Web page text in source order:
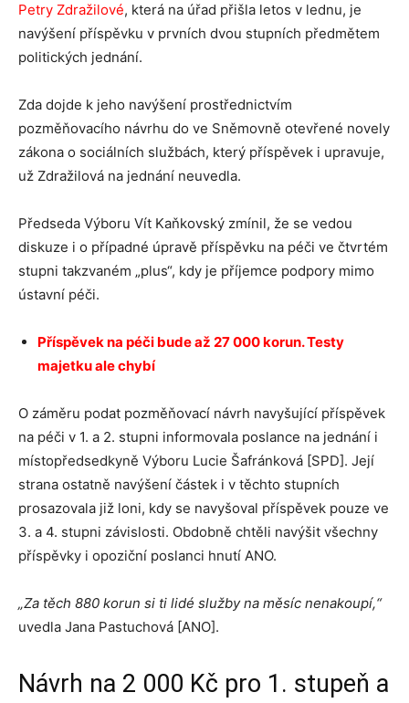
Petry Zdražilové, která na úřad přišla letos v lednu, je
navýšení příspěvku v prvních dvou stupních předmětem
politických jednání.
Zda dojde k jeho navýšení prostřednictvím
pozměňovacího návrhu do ve Sněmovně otevřené novely
zákona o sociálních službách, který příspěvek i upravuje,
už Zdražilová na jednání neuvedla.
Předseda Výboru Vít Kaňkovský zmínil, že se vedou
diskuze i o případné úpravě příspěvku na péči ve čtvrtém
stupni takzvaném „plus“, kdy je příjemce podpory mimo
ústavní péči.
Příspěvek na péči bude až 27 000 korun. Testy
majetku ale chybí
O záměru podat pozměňovací návrh navyšující příspěvek
na péči v 1. a 2. stupni informovala poslance na jednání i
místopředsedkyně Výboru Lucie Šafránková [SPD]. Její
strana ostatně navýšení částek i v těchto stupních
prosazovala již loni, kdy se navyšoval příspěvek pouze ve
3. a 4. stupni závislosti. Obdobně chtěli navýšit všechny
příspěvky i opoziční poslanci hnutí ANO.
„Za těch 880 korun si ti lidé služby na měsíc nenakoupí,“
uvedla Jana Pastuchová [ANO].
Návrh na 2 000 Kč pro 1. stupeň a